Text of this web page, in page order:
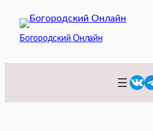
содержимому
Богородский Онлайн
VK